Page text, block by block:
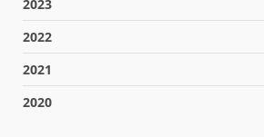
2023
2022
2021
2020